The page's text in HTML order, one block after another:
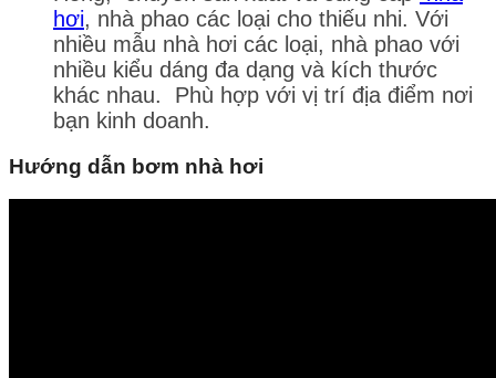
hơi, nhà phao các loại cho thiếu nhi. Với
nhiều mẫu nhà hơi các loại, nhà phao với
nhiều kiểu dáng đa dạng và kích thước
khác nhau. Phù hợp với vị trí địa điểm nơi
bạn kinh doanh.
Hướng dẫn bơm nhà hơi